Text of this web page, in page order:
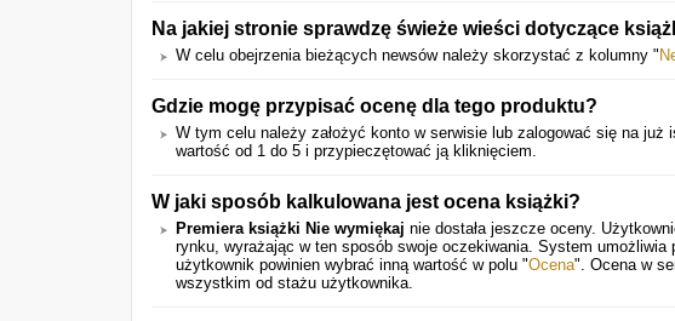
Na jakiej stronie sprawdzę świeże wieści dotyczące
W celu obejrzenia bieżących newsów należy skorzystać z kolumny "
Gdzie mogę przypisać ocenę dla tego produktu?
W tym celu należy założyć konto w serwisie lub zalogować się na już
wartość od 1 do 5 i przypieczętować ją kliknięciem.
W jaki sposób kalkulowana jest ocena książki?
Premiera książki Nie wymiękaj nie dostała jeszcze oceny.
rynku, wyrażając w ten sposób swoje oczekiwania. System
użytkownik powinien wybrać inną wartość w polu "Ocena". Ocena w
wszystkim od stażu użytkownika.